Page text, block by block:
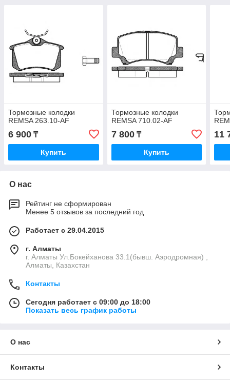
Тормозные колодки
REMSA 263.10-AF
6 900 ₸
Купить
Тормозные колодки
REMSA 710.02-AF
7 800₸
Купить
11
О нас
Рейтинг не сформирован
Менее 5 отзывов за последний год
Работает с 29.04.2015
г. Алматы
г. Алматы Ул.Бокейханова 33.1(бывш. Аэродромная) ,
Алматы, Казахстан
Контакты
Сегодня работает с 09:00 до 18:00
Показать весь график работы
О нас
Контакты